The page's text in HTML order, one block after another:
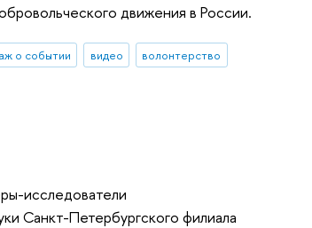
движения в России.
о событии видео
волонтерство
исследователи
Санкт-Петербургского филиала